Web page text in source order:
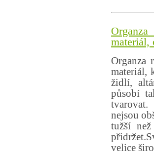
materiál,
Organza
materiál,
židlí,
působí
nejsou
tužší
velice